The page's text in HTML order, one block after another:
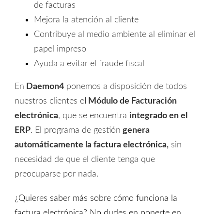
de facturas
Mejora la atención al cliente
Contribuye al medio ambiente al eliminar el
papel impreso
Ayuda a evitar el fraude fiscal
En Daemon4 ponemos a disposición de todos
nuestros clientes e l Módulo de Facturación
electrónica, que se encuentra integrado en el
ERP. El programa de gestión genera
automáticamente la factura electrónica, sin
necesidad de que el cliente tenga que
preocuparse por nada.
¿Quieres saber más sobre cómo funciona la